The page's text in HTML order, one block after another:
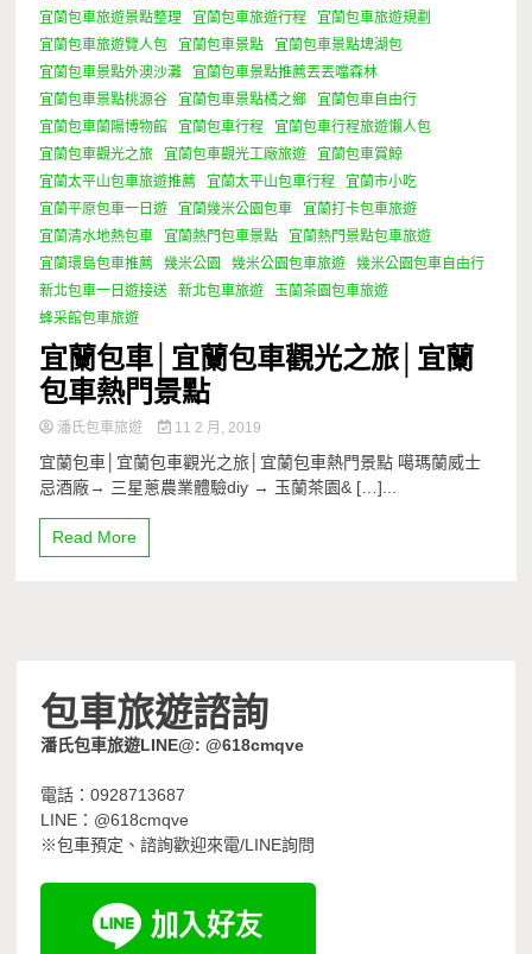
宜蘭包車旅遊景點整理
宜蘭包車旅遊行程
宜蘭包車旅遊規劃
宜蘭包車旅遊覽人包
宜蘭包車景點
宜蘭包車景點埤湖包
宜蘭包車景點外澳沙灘
宜蘭包車景點推薦丟丟噹森林
宜蘭包車景點桃源谷
宜蘭包車景點橘之鄉
宜蘭包車自由行
宜蘭包車蘭陽博物館
宜蘭包車行程
宜蘭包車行程旅遊懶人包
宜蘭包車觀光之旅
宜蘭包車觀光工廠旅遊
宜蘭包車賞鯨
宜蘭太平山包車旅遊推薦
宜蘭太平山包車行程
宜蘭市小吃
宜蘭平原包車一日遊
宜蘭幾米公園包車
宜蘭打卡包車旅遊
宜蘭清水地熱包車
宜蘭熱門包車景點
宜蘭熱門景點包車旅遊
宜蘭環島包車推薦
幾米公園 幾米公園包車旅遊
幾米公園包車自由行
新北包車一日遊接送
新北包車旅遊
玉蘭茶園包車旅遊
蜂采館包車旅遊
宜蘭包車│宜蘭包車觀光之旅│宜蘭
包車熱門景點
潘氏包車旅遊 11 2 月, 2019
宜蘭包車│宜蘭包車觀光之旅│宜蘭包車熱門景點 噶瑪蘭威士
忌酒廠→ 三星蔥農業體驗diy → 玉蘭茶園& […]...
Read More
包車旅遊諮詢
潘氏包車旅遊LINE@: @618cmqve
電話：0928713687
LINE：@618cmqve
※包車預定、諮詢歡迎來電/LINE詢問